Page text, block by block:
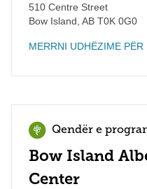
510 Centre Street
Bow Island AB T0K 0G0
MERRNI UDHËZIME PËR
Qendër e
Bow Island
Center